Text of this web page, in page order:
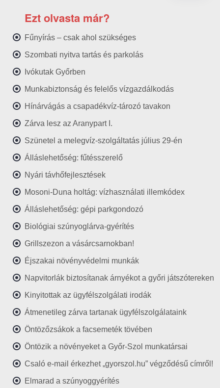
Ezt olvasta már?
Fűnyírás – csak ahol szükséges
Szombati nyitva tartás és parkolás
Ivókutak Győrben
Munkabiztonság és felelős vízgazdálkodás
Hínárvágás a csapadékvíz-tározó tavakon
Zárva lesz az Aranypart I.
Szünetel a melegvíz-szolgáltatás július 29-én
Álláslehetőség: fűtésszerelő
Nyári távhőfejlesztések
Mosoni-Duna holtág: vízhasználati illemkódex
Álláslehetőség: gépi parkgondozó
Biológiai szúnyoglárva-gyérítés
Grillszezon a vásárcsarnokban!
Éjszakai növényvédelmi munkák
Napvitorlák biztosítanak árnyékot a győri játszótereken
Kinyitottak az ügyfélszolgálati irodák
Átmenetileg zárva tartanak ügyfélszolgálataink
Öntözőzsákok a facsemeték tövében
Öntözik a növényeket a Győr-Szol munkatársai
Csaló e-mail érkezhet „gyorszol.hu” végződésű címről!
Elmarad a szúnyoggyérítés